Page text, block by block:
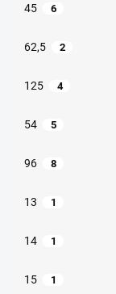
45 6
62,5 2
125 4
54 5
96 8
13 1
14 1
15 1